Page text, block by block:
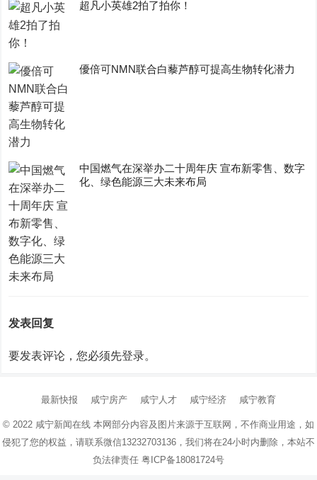
超凡小英雄2拍了拍你！
優倍可NMN联合白藜芦醇可提高生物转化潜力
中国燃气在深举办二十周年庆 宣布新零售、数字
化、绿色能源三大未来布局
发表回复
要发表评论，您必须先登录。
最新快报 咸宁房产 咸宁人才 咸宁经济 咸宁教育
© 2022 咸宁新闻在线本网部分内容及图片来源于互联网，不作商业用途，如
侵犯了您的权益，请联系微信13232703136，我们将在24小时内删除，本站不
负法律责任 粤ICP备18081724号